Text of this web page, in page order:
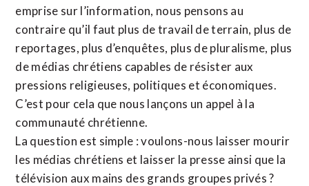
emprise sur l’information, nous pensons au
contraire qu’il faut plus de travail de terrain, plus de
reportages, plus d’enquêtes, plus de pluralisme, plus
de médias chrétiens capables de résister aux
pressions religieuses, politiques et économiques.
C’est pour cela que nous lançons un appel à la
communauté chrétienne.
La question est simple : voulons-nous laisser mourir
les médias chrétiens et laisser la presse ainsi que la
télévision aux mains des grands groupes privés ?